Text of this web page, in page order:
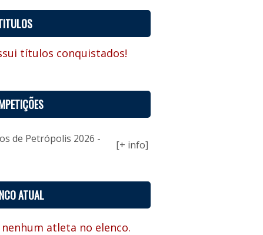
títulos conquistados!
de Petrópolis 2026 -
[+ info]
ATUAL
atleta no elenco.